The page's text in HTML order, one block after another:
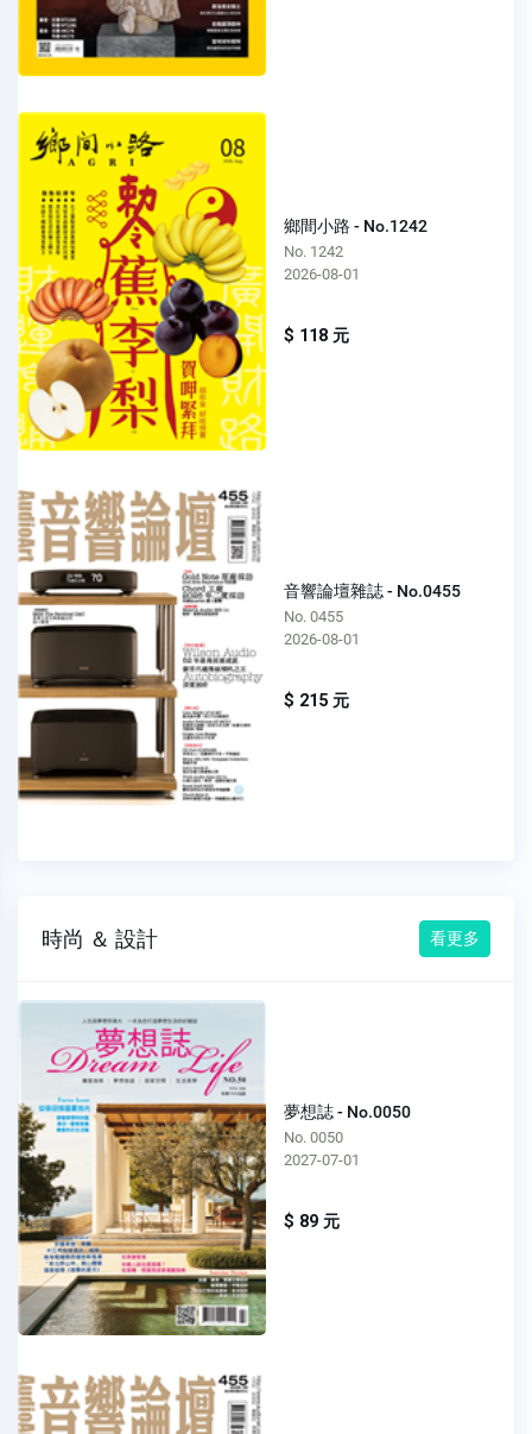
鄉間小路 - No.1242
No. 1242
2026-08-01
$ 118 元
音響論壇雜誌 - No.0455
No. 0455
2026-08-01
$ 215 元
時尚 ＆ 設計 看更多
夢想誌 - No.0050
No. 0050
2027-07-01
$ 89 元